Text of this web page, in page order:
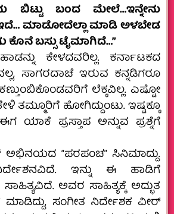
ಬಿಟ್ಟು ಬಂದ ಮೇಲೆ…ಇನ್ನೇನು
ಮಾಡೋದೆಲ್ಲಾ ಮಾಡಿ ಅಳಬೇಡ
ಕೊನೆ ಬಸ್ಸು ಟೈಮಾಗಿದೆ…”
ಕೇಳದವರಿಲ್ಲ. ಕರ್ನಾಟಕದ
ಸಾಗರದಾಚೆ ಇರುವ ಕನ್ನಡಿಗರೂ
ಲೆಕ್ಕವಿಲ್ಲ. ಎಷ್ಟೋ
ತಮ್ಮೂರಿಗೆ ಹೋಗಿದ್ದುಂಟು. ಇಷ್ಟಕ್ಕೂ
ಯಾಕೆ ಪ್ರಸ್ತಾಪ ಅನ್ನುವ ಪ್ರಶ್ನೆಗೆ
“ಪರಪಂಚ” ಸಿನಿಮಾದ್ದು.
ಇನ್ನು ಈ ಹಾಡಿಗೆ
ಅವರ ಸಾಹಿತ್ಯಕ್ಕೆ ಅದ್ಭುತ
ಸಂಗೀತ ನಿರ್ದೇಶಕ ವೀರ್‌